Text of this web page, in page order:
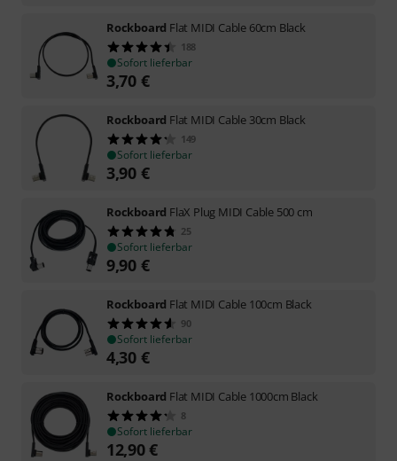
Rockboard Flat MIDI Cable 60cm Black
188
Sofort lieferbar
3,70 €
Rockboard Flat MIDI Cable 30cm Black
149
Sofort lieferbar
3,90 €
Rockboard FlaX Plug MIDI Cable 500 cm
25
Sofort lieferbar
9,90 €
Rockboard Flat MIDI Cable 100cm Black
90
Sofort lieferbar
4,30 €
Rockboard Flat MIDI Cable 1000cm Black
8
Sofort lieferbar
12,90€